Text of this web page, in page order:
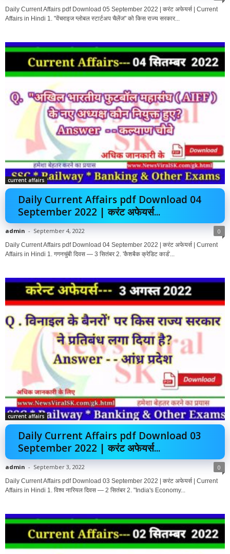
Daily Current Affairs pdf Download 05 September 2022 | करंट अफेयर्स | Current
Affairs in Hindi 1. "वेंचराइज ग्लोबल स्टार्टअप चैलेंज" को किस राज्य सरकार...
current affairs
Daily Current Affairs pdf Download 04
September 2022 | करंट अफेयर्स...
admin - September 4, 2022 0
Daily Current Affairs pdf Download 04 September 2022 | करंट अफेयर्स | Current
Affairs in Hindi 1. गगनचुंबी दिवस — 3 सितंबर 2. 'कैशबैक क्रेडिट कार्ड'...
current affairs
Daily Current Affairs pdf Download 03
September 2022 | करंट अफेयर्स...
admin - September 3, 2022 0
Daily Current Affairs pdf Download 03 September 2022 | करंट अफेयर्स | Current
Affairs in Hindi 1. विश्व नारियल दिवस — 2 सितंबर 2. "India's Economy...